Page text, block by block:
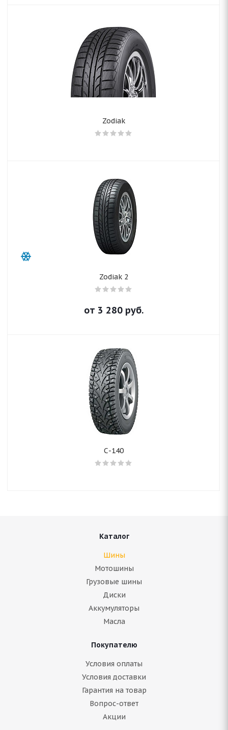
Zodiak
Zodiak 2
от 3 280руб.
С-140
Каталог
Шины
Мотошины
Грузовые шины
Диски
Аккумуляторы
Масла
Покупателю
Условия оплаты
Условия доставки
Гарантия на товар
Вопрос-ответ
Акции